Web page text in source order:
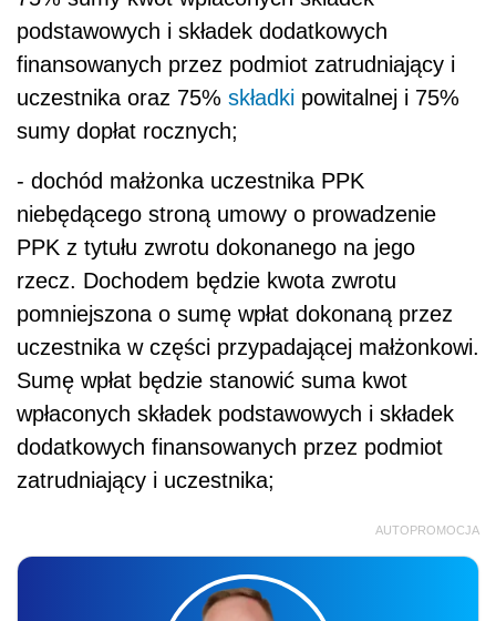
podstawowych i składek dodatkowych
finansowanych przez podmiot zatrudniający i
uczestnika oraz 75% składki powitalnej i 75%
sumy dopłat rocznych;
- dochód małżonka uczestnika PPK
niebędącego stroną umowy o prowadzenie
PPK z tytułu zwrotu dokonanego na jego
rzecz. Dochodem będzie kwota zwrotu
pomniejszona o sumę wpłat dokonaną przez
uczestnika w części przypadającej małżonkowi.
Sumę wpłat będzie stanowić suma kwot
wpłaconych składek podstawowych i składek
dodatkowych finansowanych przez podmiot
zatrudniający i uczestnika;
AUTOPROMOCJA